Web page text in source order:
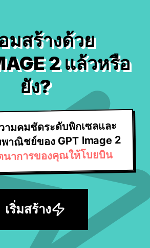
มสร้างด้วย
2 แล้วหรือ
ยัง?
ามคมชัดระดับพิกเซลและ
าณิชย์ของ GPT Image 2
นาการของคุณให้โบยบิน
เริ่มสร้าง